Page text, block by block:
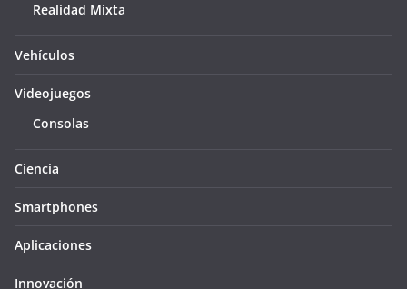
Realidad Mixta
Vehículos
Videojuegos
Consolas
Ciencia
Smartphones
Aplicaciones
Innovación